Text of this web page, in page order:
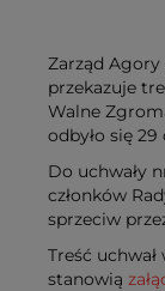
Zarząd Agory
przekazuje
Walne
odbyło się
Do uchwały
członków
sprzeciw
Treść
stanowią